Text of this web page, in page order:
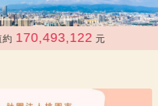
170,493,122 元